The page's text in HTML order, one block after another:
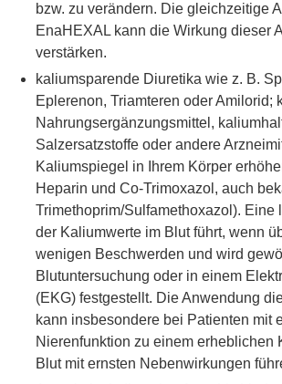
bzw. zu verändern. Die gleichzeitige
EnaHEXAL kann die Wirkung dieser
verstärken.
kaliumsparende Diuretika wie z. B.
Eplerenon, Triamteren oder Amilorid;
Nahrungsergänzungsmittel,
Salzersatzstoffe oder andere
Kaliumspiegel in Ihrem Körper
Heparin und Co-Trimoxazol, auch
Trimethoprim/Sulfamethoxazol). Eine
der Kaliumwerte im Blut führt, wenn
wenigen Beschwerden und wird
Blutuntersuchung oder in einem
(EKG) festgestellt. Die Anwendung
kann insbesondere bei Patienten mit
Nierenfunktion zu einem erheblichen
Blut mit ernsten Nebenwirkungen